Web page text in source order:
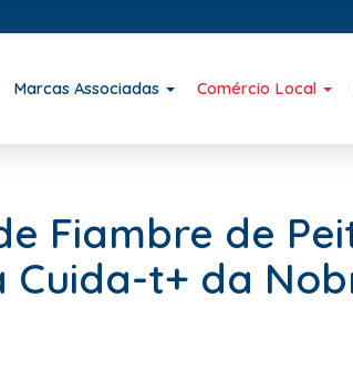
Marcas Associadas Comércio Local
Fiambre de
Cuida-t+ da